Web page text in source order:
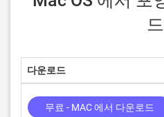
드
다운로드
무료 - MAC 에서 다운로드